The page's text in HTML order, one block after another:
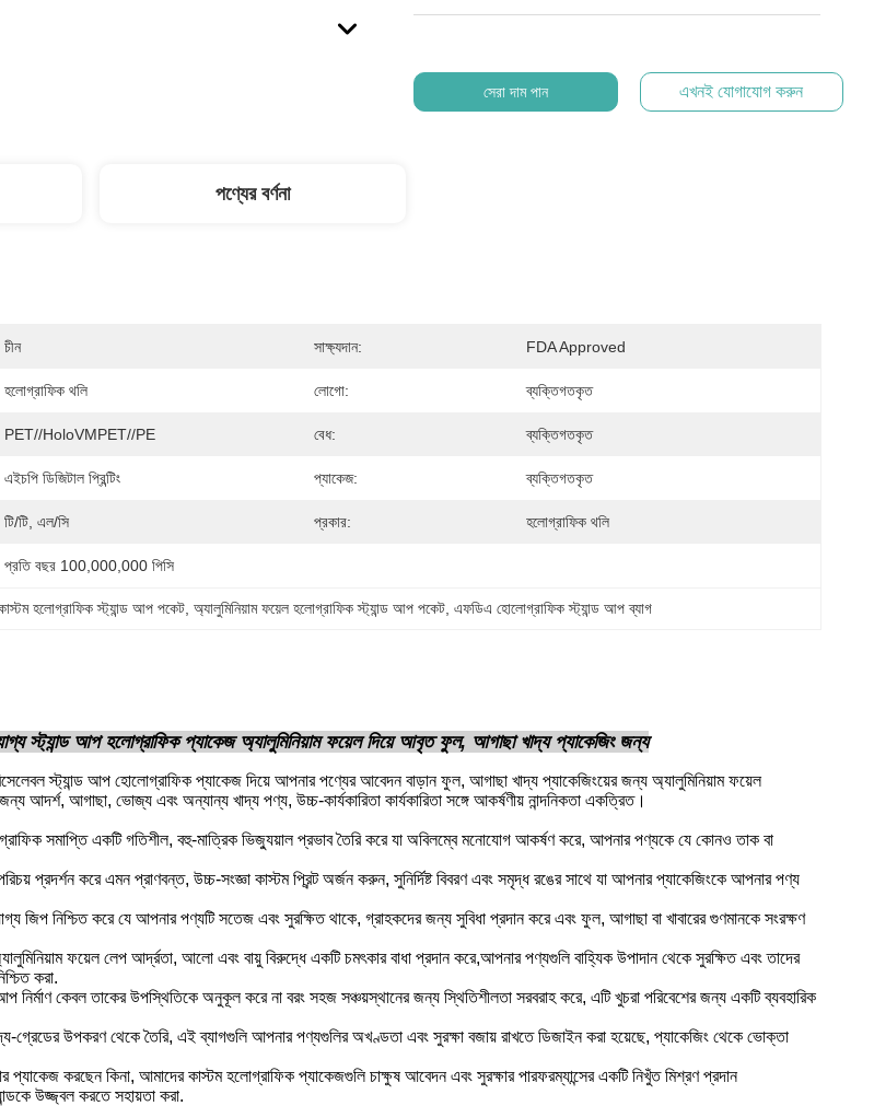
সেরা দাম পান এখনই যোগাযোগ করুন
পণ্যের বর্ণনা
চীন সাক্ষ্যদান: FDA Approved
হলোগ্রাফিক থলি লোগো: ব্যক্তিগতকৃত
PET//HoloVMPET//PE বেধ: ব্যক্তিগতকৃত
এইচপি ডিজিটাল প্রিন্টিং প্যাকেজ: ব্যক্তিগতকৃত
টি/টি, এল/সি প্রকার: হলোগ্রাফিক থলি
প্রতি বছর 100,000,000 পিসি
হলোগ্রাফিক স্ট্যান্ড আপ পকেট , অ্যালুমিনিয়াম ফয়েল হলোগ্রাফিক স্ট্যান্ড আপ পকেট , এফডিএ হোলোগ্রাফিক স্ট্যান্ড আপ ব্যাগ
স্ট্যান্ড আপ হলোগ্রাফিক প্যাকেজ অ্যালুমিনিয়াম ফয়েল দিয়ে আবৃত ফুল, আগাছা খাদ্য প্যাকেজিং জন্য
স্ট্যান্ড আপ হোলোগ্রাফিক প্যাকেজ দিয়ে আপনার পণ্যের আবেদন বাড়ান ফুল, আগাছা খাদ্য প্যাকেজিংয়ের জন্য অ্যালুমিনিয়াম ফয়েল
আদর্শ, আগাছা, ভোজ্য এবং অন্যান্য খাদ্য পণ্য, উচ্চ-কার্যকারিতা কার্যকারিতা সঙ্গে আকর্ষণীয় নান্দনিকতা একত্রিত।
সমাপ্তি একটি গতিশীল, বহু-মাত্রিক ভিজ্যুয়াল প্রভাব তৈরি করে যা অবিলম্বে মনোযোগ আকর্ষণ করে, আপনার পণ্যকে যে কোনও তাক বা
পরিচয় প্রদর্শন করে এমন প্রাণবন্ত, উচ্চ-সংজ্ঞা কাস্টম প্রিন্ট অর্জন করুন, সুনির্দিষ্ট বিবরণ এবং সমৃদ্ধ রঙের সাথে যা আপনার প্যাকেজিংকে আপনার পণ্য
জিপ নিশ্চিত করে যে আপনার পণ্যটি সতেজ এবং সুরক্ষিত থাকে, গ্রাহকদের জন্য সুবিধা প্রদান করে এবং ফুল, আগাছা বা খাবারের গুণমানকে সংরক্ষণ
ফয়েল লেপ আর্দ্রতা, আলো এবং বায়ু বিরুদ্ধে একটি চমৎকার বাধা প্রদান করে,আপনার পণ্যগুলি বাহ্যিক উপাদান থেকে সুরক্ষিত এবং তাদের
করা.
নির্মাণ কেবল তাকের উপস্থিতিকে অনুকূল করে না বরং সহজ সঞ্চয়স্থানের জন্য স্থিতিশীলতা সরবরাহ করে, এটি খুচরা পরিবেশের জন্য একটি ব্যবহারিক
গ্রেডের উপকরণ থেকে তৈরি, এই ব্যাগগুলি আপনার পণ্যগুলির অখণ্ডতা এবং সুরক্ষা বজায় রাখতে ডিজাইন করা হয়েছে, প্যাকেজিং থেকে ভোক্তা
প্যাকেজ করছেন কিনা, আমাদের কাস্টম হলোগ্রাফিক প্যাকেজগুলি চাক্ষুষ আবেদন এবং সুরক্ষার পারফরম্যান্সের একটি নিখুঁত মিশ্রণ প্রদান
উজ্জ্বল করতে সহায়তা করা.